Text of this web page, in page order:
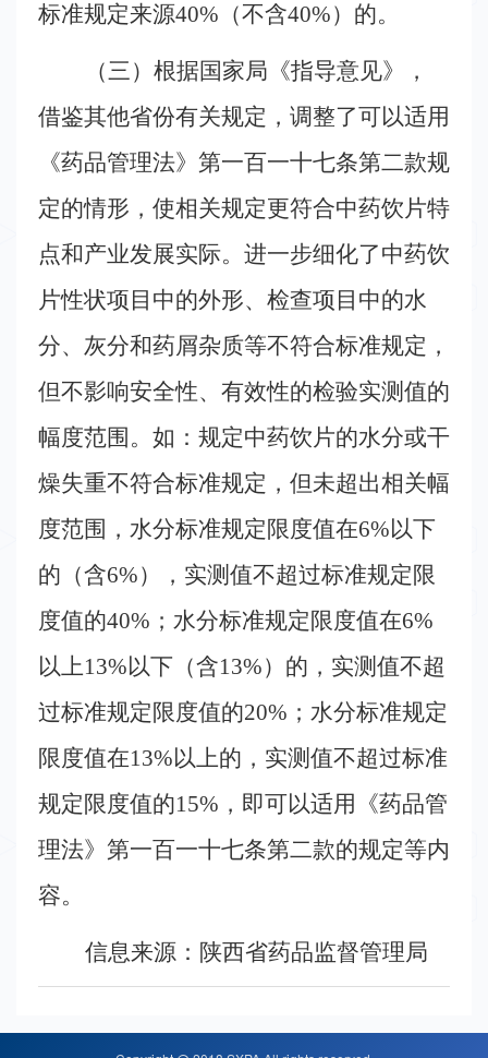
标准规定来源40% （不含40%）的。
（三）根据国家局《指导意见》，
借鉴其他省份有关规定，调整了可以适用
《药品管理法》第一百一十七条第二款规
定的情形，使相关规定更符合中药饮片特
点和产业发展实际。进一步细化了中药饮
片性状项目中的外形、检查项目中的水
分、灰分和药屑杂质等不符合标准规定，
但不影响安全性、有效性的检验实测值的
幅度范围。如：规定中药饮片的水分或干
燥失重不符合标准规定，但未超出相关幅
度范围，水分标准规定限度值在6%以下
的（含6%），实测值不超过标准规定限
度值的40% ；水分标准规定限度值在6%
以上13%以下（含13%）的，实测值不超
过标准规定限度值的20% ；水分标准规定
限度值在13%以上的，实测值不超过标准
规定限度值的15% ，即可以适用《药品管
理法》第一百一十七条第二款的规定等内
容。
信息来源：陕西省药品监督管理局